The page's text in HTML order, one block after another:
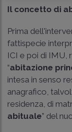
Il concetto di
Prima
fattispecie
ICI e poi di IMU,
“abitazione
intesa in senso
anagrafico,
residenza, di
abituale” del